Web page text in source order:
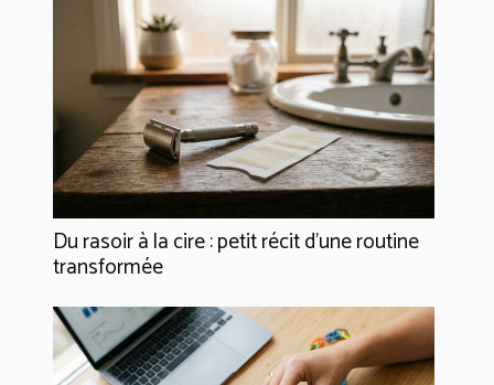
Du rasoir à la cire : petit récit d’une routine
transformée